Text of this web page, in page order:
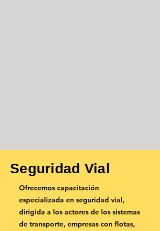
Seguridad Vial
Ofrecemos capacitación
especializada en seguridad vial,
dirigida a los actores de los sistemas
de transporte, empresas con flotas,